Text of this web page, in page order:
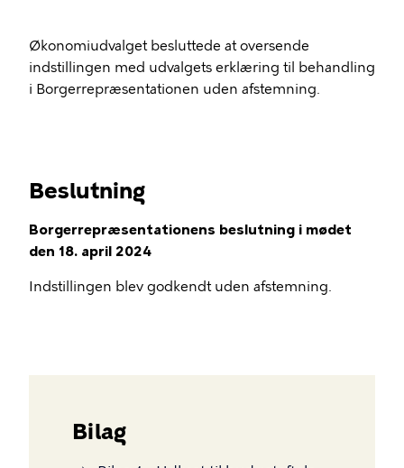
Økonomiudvalget besluttede at oversende
indstillingen med udvalgets erklæring til behandling
i Borgerrepræsentationen uden afstemning.
Beslutning
Borgerrepræsentationens beslutning i mødet
den 18. april 2024
Indstillingen blev godkendt uden afstemning.
Bilag